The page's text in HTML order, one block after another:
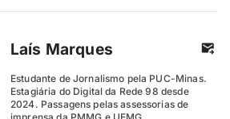
Laís Marques
Estudante de Jornalismo pela PUC-Minas.
Estagiária do Digital da Rede 98 desde
2024. Passagens pelas assessorias de